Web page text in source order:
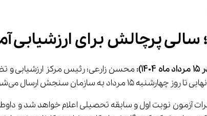
سالی پرچالش برای ارزشیابی
محسن زارعی؛ رئیس مرکز ارزشیابی و
به سازمان سنجش ارسال می‌شود.